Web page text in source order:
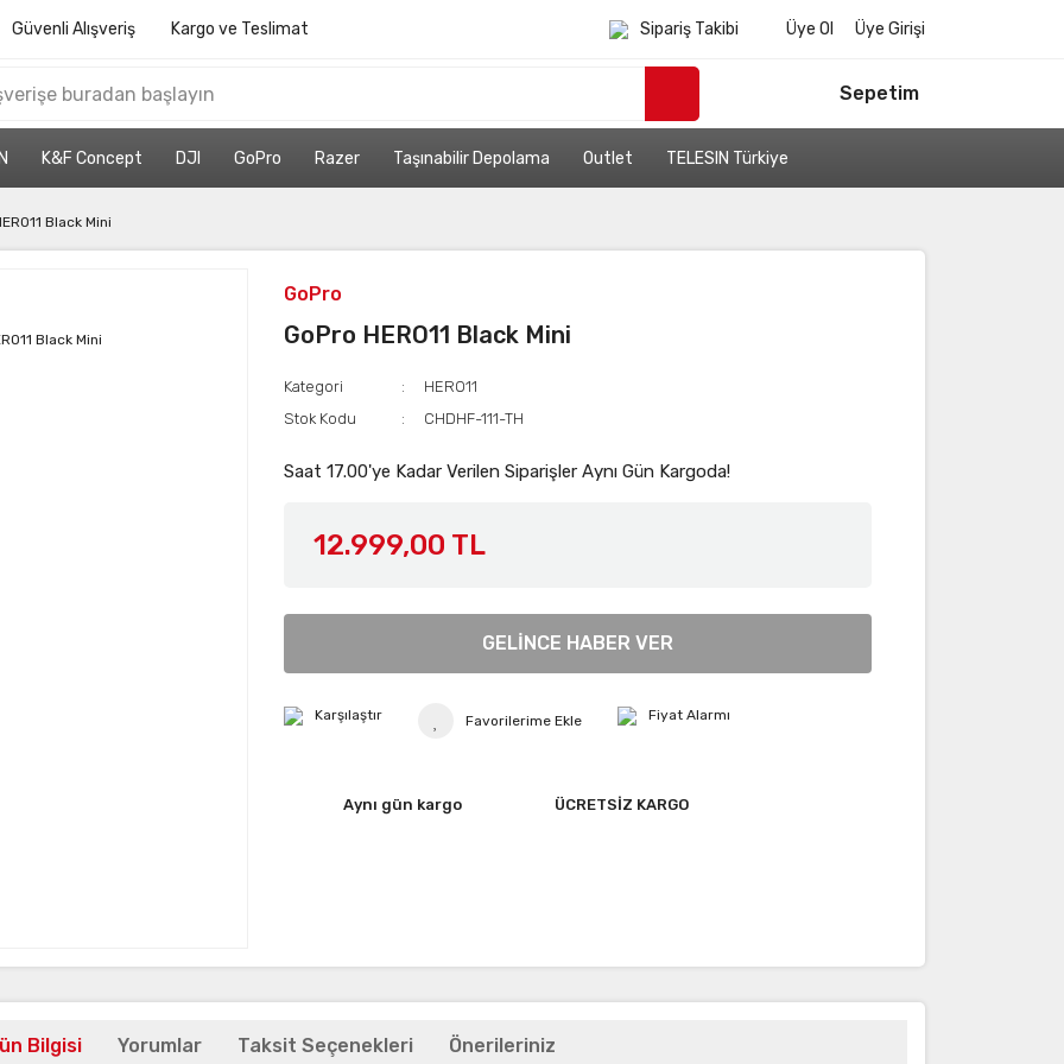
Güvenli Alışveriş Kargo ve Teslimat Sipariş Takibi Üye Ol Üye Girişi
Sepetim
K&F Concept DJI GoPro Razer Taşınabilir Depolama Outlet TELESIN Türkiye
Black Mini
GoPro
GoPro HERO11 Black Mini
Kategori
HERO11
Stok Kodu
CHDHF-111-TH
Saat 17.00'ye Kadar Verilen Siparişler Aynı Gün Kargoda!
12.999,00 TL
GELİNCE HABER VER
Karşılaştır Fiyat Alarmı
Aynı gün kargo ÜCRETSİZ KARGO
Bilgisi Yorumlar Taksit Seçenekleri Önerileriniz